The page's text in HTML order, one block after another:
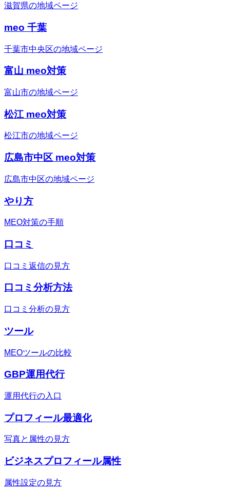
滋賀県の地域ページ
meo 千葉
千葉市中央区の地域ページ
富山 meo対策
富山市の地域ページ
松江 meo対策
松江市の地域ページ
広島市中区 meo対策
広島市中区の地域ページ
やり方
MEO対策の手順
口コミ
口コミ返信の見方
口コミ分析方法
口コミ分析の見方
ツール
MEOツールの比較
GBP運用代行
運用代行の入口
プロフィール最適化
写真と属性の見方
ビジネスプロフィール属性
属性設定の見方